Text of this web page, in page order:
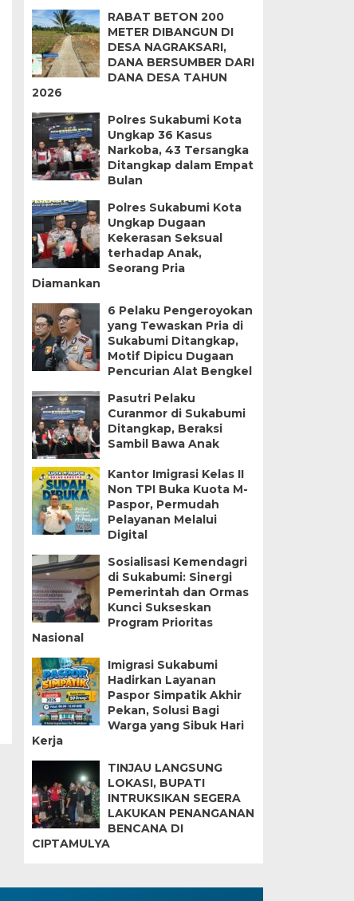
RABAT BETON 200
METER DIBANGUN DI
DESA NAGRAKSARI,
DANA BERSUMBER DARI
DANA DESA TAHUN
2026
Polres Sukabumi Kota
Ungkap 36 Kasus
Narkoba, 43 Tersangka
Ditangkap dalam Empat
Bulan
Polres Sukabumi Kota
Ungkap Dugaan
Kekerasan Seksual
terhadap Anak,
Seorang Pria
Diamankan
6 Pelaku Pengeroyokan
yang Tewaskan Pria di
Sukabumi Ditangkap,
Motif Dipicu Dugaan
Pencurian Alat Bengkel
Pasutri Pelaku
Curanmor di Sukabumi
Ditangkap, Beraksi
Sambil Bawa Anak
Kantor Imigrasi Kelas II
Non TPI Buka Kuota M-
Paspor, Permudah
Pelayanan Melalui
Digital
Sosialisasi Kemendagri
di Sukabumi: Sinergi
Pemerintah dan Ormas
Kunci Sukseskan
Program Prioritas
Nasional
Imigrasi Sukabumi
Hadirkan Layanan
Paspor Simpatik Akhir
Pekan, Solusi Bagi
Warga yang Sibuk Hari
Kerja
TINJAU LANGSUNG
LOKASI, BUPATI
INTRUKSIKAN SEGERA
LAKUKAN PENANGANAN
BENCANA DI
CIPTAMULYA